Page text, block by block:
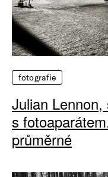
fotografie
Julian
s
průměrné